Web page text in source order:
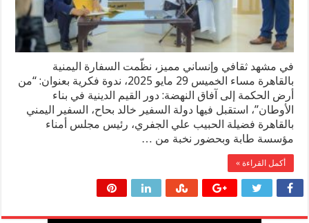
في مشهد ثقافي وإنساني مميز، نظّمت السفارة اليمنية
بالقاهرة مساء الخميس 29 مايو 2025، ندوة فكرية بعنوان: “من
أرض الحكمة إلى آفاق النهضة: دور القيم الدينية في بناء
الأوطان”، استقبل فيها دولة السفير خالد بحاح، السفير اليمني
بالقاهرة فضيلة الحبيب علي الجفري، رئيس مجلس أمناء
مؤسسة طابة وبحضور نخبة من …
أكمل القراءة »